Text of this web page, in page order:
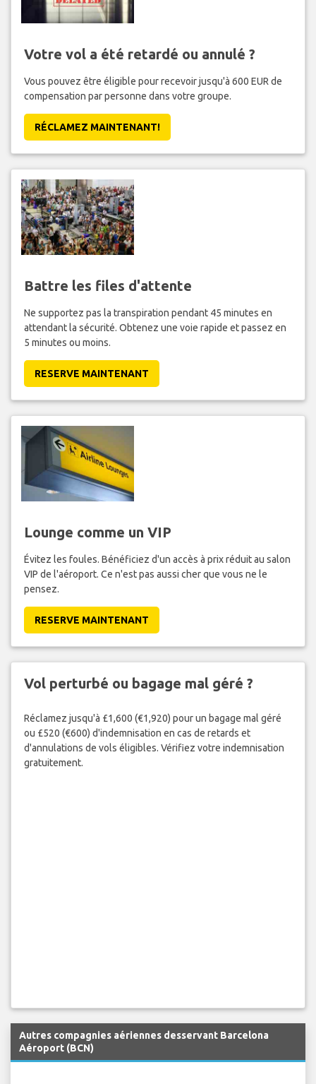
Votre vol a été retardé ou annulé ?
Vous pouvez être éligible pour recevoir jusqu'à 600 EUR de
compensation par personne dans votre groupe.
RÉCLAMEZ MAINTENANT!
Battre les files d'attente
Ne supportez pas la transpiration pendant 45 minutes en
attendant la sécurité. Obtenez une voie rapide et passez en
5 minutes ou moins.
RESERVE MAINTENANT
Lounge comme un VIP
Évitez les foules. Bénéficiez d'un accès à prix réduit au salon
VIP de l'aéroport. Ce n'est pas aussi cher que vous ne le
pensez.
RESERVE MAINTENANT
Vol perturbé ou bagage mal géré ?
Réclamez jusqu'à £1,600 (€1,920) pour un bagage mal géré
ou £520 (€600) d'indemnisation en cas de retards et
d'annulations de vols éligibles. Vérifiez votre indemnisation
gratuitement.
Autres compagnies aériennes desservant Barcelona
Aéroport (BCN)